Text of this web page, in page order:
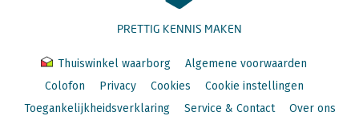
PRETTIG KENNIS MAKEN
Thuiswinkel waarborg
Algemene voorwaarden
Colofon
Privacy Cookies
Cookie instellingen
Toegankelijkheidsverklaring
Service & Contact Over ons